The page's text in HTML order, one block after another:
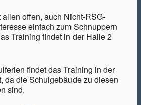
offen, auch Nicht-RSG-
einfach zum Schnuppern
Training findet in der Halle 2
findet das Training in der
da die Schulgebäude zu diesen
sind.